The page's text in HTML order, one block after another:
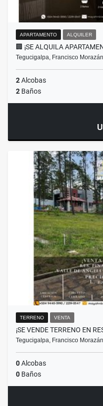
APARTAMENTO ALQUILER
🏢 ¡SE ALQUILA
Tegucigalpa, Francisco
2Alcobas
2 Baños
TERRENO VENTA
¡SE VENDE TERRENO EN
Tegucigalpa, Francisco
0Alcobas
0 Baños